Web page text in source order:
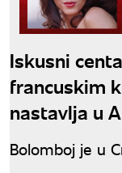
Iskusni
francuskim
nastavlja u
Bolomboj je u